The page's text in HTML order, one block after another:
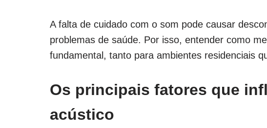
A falta de cuidado com o som pode causar
problemas de saúde. Por isso, entender como
fundamental, tanto para ambientes residenciais
Os principais fatores que
acústico